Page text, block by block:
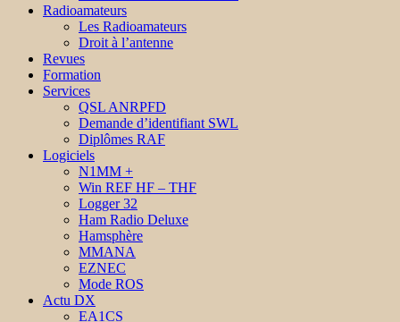
Radioamateurs
Les Radioamateurs
Droit à l’antenne
Revues
Formation
Services
QSL ANRPFD
Demande d’identifiant SWL
Diplômes RAF
Logiciels
N1MM +
Win REF HF – THF
Logger 32
Ham Radio Deluxe
Hamsphère
MMANA
EZNEC
Mode ROS
Actu DX
EA1CS